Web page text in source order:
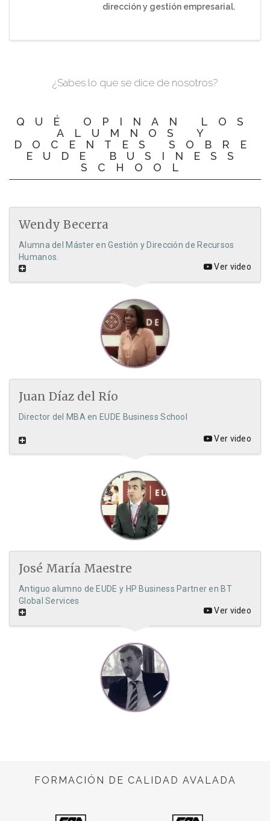
dirección y gestión empresarial.
¿Sabes lo que se dice de nosotros?
QUÉ OPINAN LOS
ALUMNOS Y
DOCENTES SOBRE
EUDE BUSINESS
SCHOOL
Wendy Becerra
Alumna del Máster en Gestión y Dirección de Recursos
Humanos.
Ver video
Juan Díaz del Río
Director del MBA en EUDE Business School
Ver video
José María Maestre
Antiguo alumno de EUDE y HP Business Partner en BT
Global Services
Ver video
FORMACIÓN DE CALIDAD AVALADA